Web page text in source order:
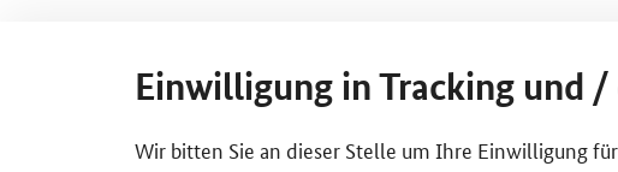
Einwilligung in Tracking und
Wir bitten Sie an dieser Stelle um Ihre Einwilligung